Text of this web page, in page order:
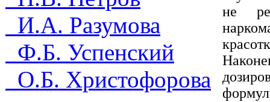
И.А. Разумова
Ф.Б. Успенский
О.Б. Христофорова
не